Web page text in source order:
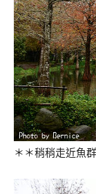
＊＊稍稍走近魚